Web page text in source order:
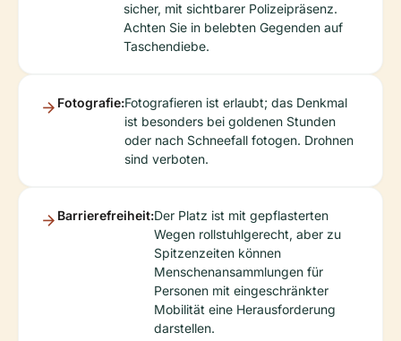
sicher, mit sichtbarer Polizeipräsenz.
Achten Sie in belebten Gegenden auf
Taschendiebe.
Fotografie:Fotografieren ist erlaubt; das Denkmal
ist besonders bei goldenen Stunden
oder nach Schneefall fotogen. Drohnen
sind verboten.
Barrierefreiheit:Der Platz ist mit gepflasterten
Wegen rollstuhlgerecht, aber zu
Spitzenzeiten können
Menschenansammlungen für
Personen mit eingeschränkter
Mobilität eine Herausforderung
darstellen.